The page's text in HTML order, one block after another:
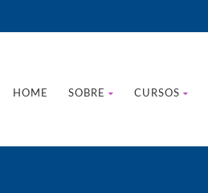
HOME SOBRE CURSOS